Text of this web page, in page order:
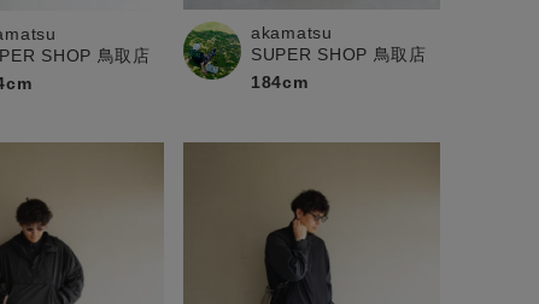
SHOP 鳥取店
akamatsu
SUPER SHOP 鳥取店
184cm